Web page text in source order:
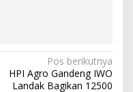
Pos berikutnya
HPI Agro Gandeng IWO
Landak Bagikan 12500